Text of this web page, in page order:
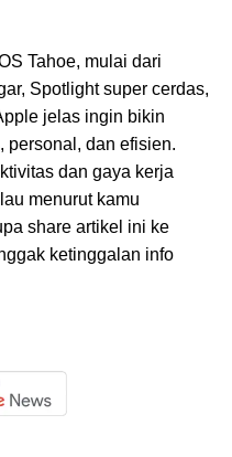
Tahoe, mulai dari
Spotlight super cerdas,
jelas ingin bikin
personal, dan efisien.
dan gaya kerja
menurut kamu
share artikel ini ke
ketinggalan info